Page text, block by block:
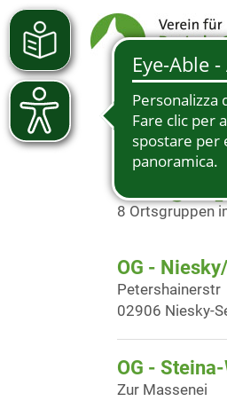
8 Ortsgruppen
OG -
Petershainerstr
02906 Niesky-
OG -
Zur Massenei